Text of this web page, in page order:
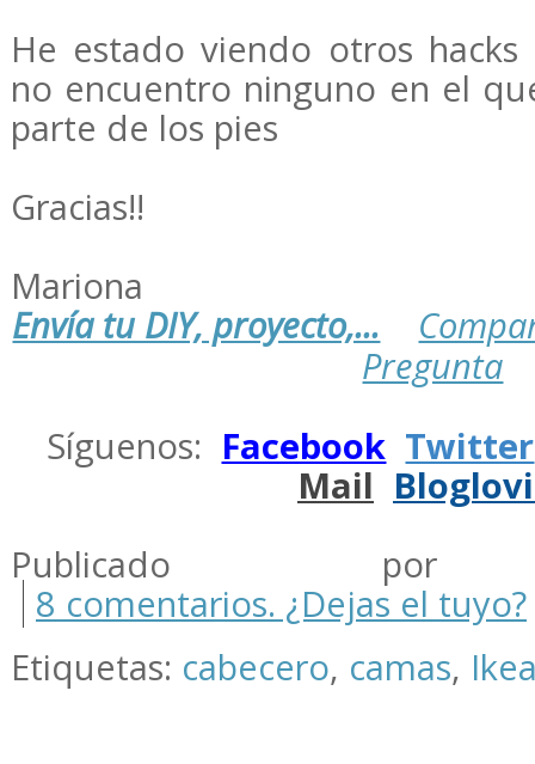
He estado viendo otros
no encuentro ninguno en el
parte de los pies
Gracias!!
Mariona
Envía tu DIY, proyecto,...
Pregunta
Síguenos: Facebook Twitter
Mail
Publicado por
8 comentarios. ¿Dejas el tuyo?
Etiquetas: cabecero, camas,